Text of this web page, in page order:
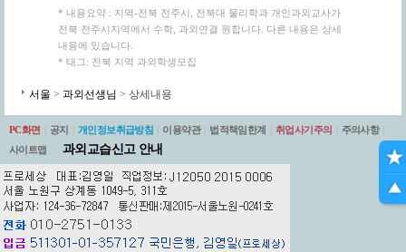
* 내용요약 : 지역-전북 전주시, 전북대 물리학과 개인과외교사가
전북 전주시지역에서 수학, 과외연결 원합니다. 다른 내용은 상세
내용에 있습니다.
* 태그: 전북 지역 과외학생모집
서울 > 과외선생님 > 상세내용
PC화면 공지 개인정보취급방침 이용약관 법적책임한계 취업사기주의 주의사항
사이트맵
과외교습신고 안내